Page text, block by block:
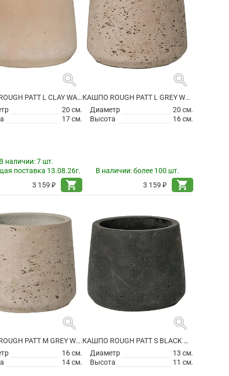
search
КАШПО ROUGH PATT L CLAY WASHED
20 см.
17 см.
наличии:7 шт.
поставка 13.08.26г.
3 159 ₽
shopping_cart
search
КАШПО ROUGH PATT L GREY WASHED
Диаметр
20 см.
Высота
16 см.
В наличии:более 100 шт.
3 159 ₽
shopping_cart
search
КАШПО ROUGH PATT M GREY WASHED
16 см.
14 см.
search
КАШПО ROUGH PATT S BLACK WASHED
Диаметр
13 см.
Высота
11 см.